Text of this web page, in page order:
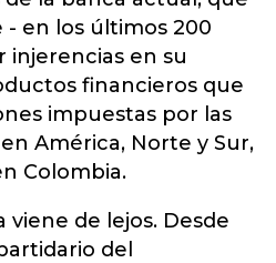
en los últimos 200
injerencias en su
financieros que
impuestas por las
América, Norte y Sur,
Colombia.
viene de lejos. Desde
del